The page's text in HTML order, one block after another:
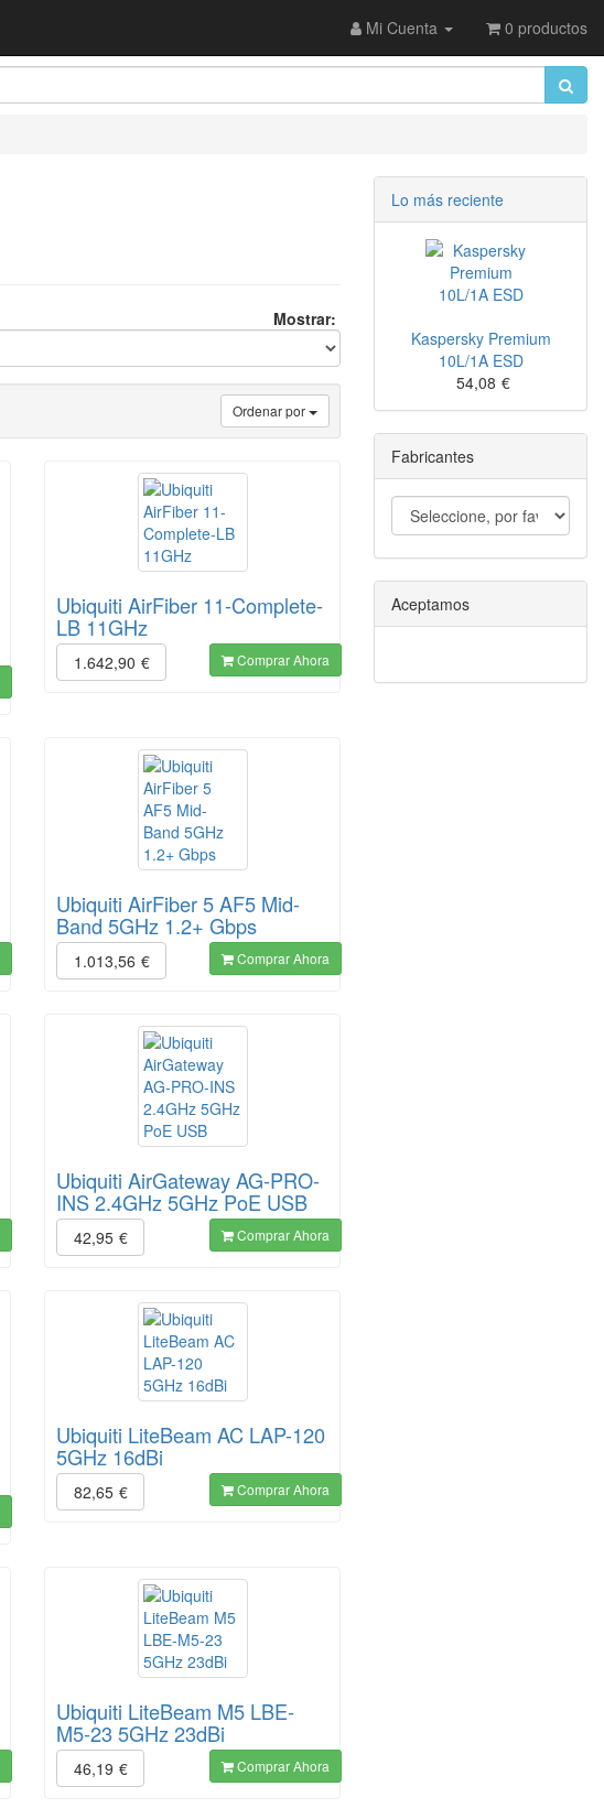
Mi Cuenta 0 productos
Mostrar:
Ordenar por
Ubiquiti AirFiber 11-Complete-
LB 11GHz
1.642,90 € Comprar Ahora
Ubiquiti AirFiber 5 AF5 Mid-
Band 5GHz 1.2+ Gbps
1.013,56 € Comprar Ahora
Ubiquiti AirGateway AG-PRO-
INS 2.4GHz 5GHz PoE USB
42,95 € Comprar Ahora
Ubiquiti LiteBeam AC LAP-120
5GHz 16dBi
82,65 € Comprar Ahora
Ubiquiti LiteBeam M5 LBE-
M5-23 5GHz 23dBi
46,19 € Comprar Ahora
Lo más reciente
Kaspersky Premium
10L/1A ESD
54,08 €
Fabricantes
Aceptamos